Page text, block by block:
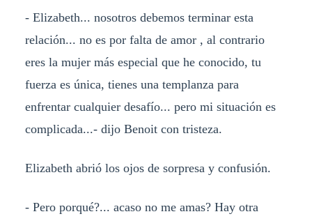
- Elizabeth... nosotros debemos terminar esta
relación... no es por falta de amor , al contrario
eres la mujer más especial que he conocido, tu
fuerza es única, tienes una templanza para
enfrentar cualquier desafío... pero mi situación es
complicada...- dijo Benoit con tristeza.
Elizabeth abrió los ojos de sorpresa y confusión.
- Pero porqué?... acaso no me amas? Hay otra